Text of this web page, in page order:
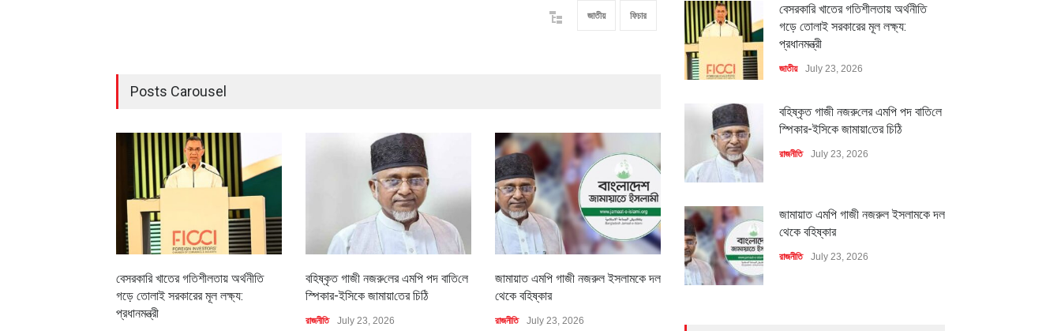
জাতীয় ফিচার
Posts Carousel
বেসরকারি খাতের গতিশীলতায় অর্থনীতি
গড়ে তোলাই সরকারের মূল লক্ষ্য:
প্রধানমন্ত্রী
বহিষ্কৃত গাজী নজরু‌লের এম‌পি পদ বা‌তি‌লে
স্পিকার-ইসিকে জামায়া‌তের চি‌ঠি
রাজনীতি July 23, 2026
জামায়াত এমপি গাজী নজরুল ইসলামকে দল
থেকে বহিষ্কার
রাজনীতি July 23, 2026
৪০০ মিলিয়ন ডলারের বিদেশি বিনিয়োগ
বেসরকারি খাতের গতিশীলতায় অর্থনীতি
গড়ে তোলাই সরকারের মূল লক্ষ্য:
প্রধানমন্ত্রী
জাতীয় July 23, 2026
বহিষ্কৃত গাজী নজরু‌লের এম‌পি পদ বা‌তি‌লে
স্পিকার-ইসিকে জামায়া‌তের চি‌ঠি
রাজনীতি July 23, 2026
জামায়াত এমপি গাজী নজরুল ইসলামকে দল
থেকে বহিষ্কার
রাজনীতি July 23, 2026